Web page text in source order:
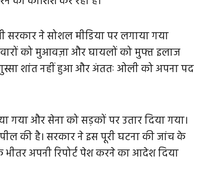
ने सोशल मीडिया पर लगाया गया
को मुआवज़ा और घायलों को मुफ्त इलाज
शांत नहीं हुआ और अंततः ओली को अपना पद
गया और सेना को सड़कों पर उतार दिया गया।
की है। सरकार ने इस पूरी घटना की जांच के
अपनी रिपोर्ट पेश करने का आदेश दिया